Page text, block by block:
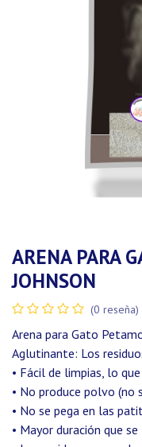
ARENA PARA
JOHNSON
(0 reseña)
Arena para Gato
Aglutinante: Los
• Fácil de limpias, lo
• No produce polvo (no
• No se pega en las
• Mayor duración que